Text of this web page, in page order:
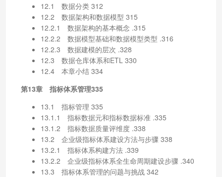
12.1 数据分类 312
12.2 数据架构和数据模型 315
12.2.1 数据架构的基本概念 .315
12.2.2 数据模型基础和数据模型类型 .316
12.2.3 数据建模的层次 .328
12.3 数据仓库体系和ETL 330
12.4 本章小结 334
第13章 指标体系管理335
13.1 指标管理 335
13.1.1 指标数据元和指标数据标准 .335
13.1.2 指标数据质量评维度 .338
13.2 企业级指标体系建设方法与步骤 338
13.2.1 指标体系构建方法 .339
13.2.2 企业级指标体系全生命周期建设步骤 .340
13.3 指标体系管理的问题与挑战 342